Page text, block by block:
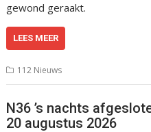
gewond geraakt.
LEES MEER
112 Nieuws
N36 ’s nachts
20 augustus 2026